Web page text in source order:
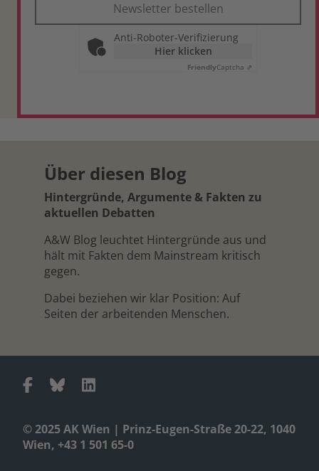
Newsletter bestellen
Anti-Roboter-Verifizierung
Hier klicken
FriendlyCaptcha ⇗
© 2025 AK Wien | Prinz-Eugen-Straße 20-22, 1040
Wien, +43 1 501 65-0
Über diesen Blog
Hintergründe, Argumente & Fakten zu
aktuellen Debatten
A&W Blog leuchtet Hintergründe aus und
hält mit Fakten dem Mainstream kritisch
gegen.
Dabei beziehen wir klar Position: Auf
Seiten der arbeitenden Menschen.